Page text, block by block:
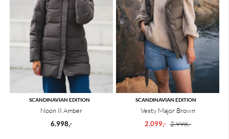
SCANDINAVIAN EDITION
Noon II Amber
6.998,-
SCANDINAVIAN EDITION
Vesty Major Brown
2.099,- 2.998,-